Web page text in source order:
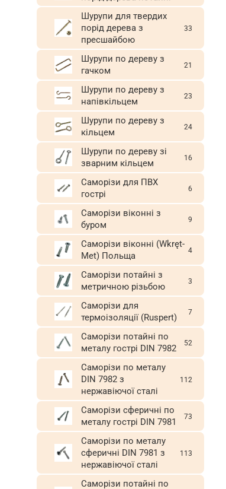
Шурупи для твердих
порід дерева з
пресшайбою
33
Шурупи по дереву з
гачком
21
Шурупи по дереву з
напівкільцем
23
Шурупи по дереву з
кільцем
24
Шурупи по дереву зі
зварним кільцем
16
Саморізи для ПВХ
гострі
6
Саморізи віконні з
буром
9
Саморізи віконні (Wkręt-
Met) Польща
4
Саморізи потайні з
метричною різьбою
3
Саморізи для
термоізоляції (Ruspert)
7
Саморізи потайні по
металу гострі DIN 7982
52
Саморізи по металу
DIN 7982 з
нержавіючої сталі
112
Саморізи сферичні по
металу гострі DIN 7981
73
Саморізи по металу
сферичні DIN 7981 з
нержавіючої сталі
113
Саморізи потайні по